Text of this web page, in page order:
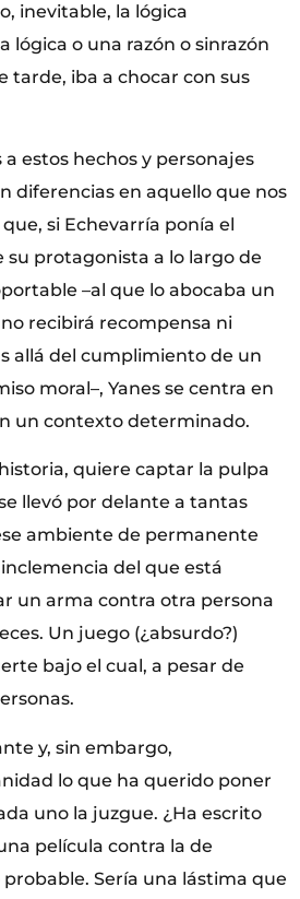
inevitable, la lógica
lógica o una razón o sinrazón
tarde, iba a chocar con sus
estos hechos y personajes
diferencias en aquello que nos
si Echevarría ponía el
su protagonista a lo largo de
–al que lo abocaba un
recibirá recompensa ni
allá del cumplimiento de un
moral–, Yanes se centra en
un contexto determinado.
quiere captar la pulpa
llevó por delante a tantas
ambiente de permanente
del que está
un arma contra otra persona
Un juego (¿absurdo?)
bajo el cual, a pesar de
y, sin embargo,
lo que ha querido poner
uno la juzgue. ¿Ha escrito
película contra la de
probable. Sería una lástima que